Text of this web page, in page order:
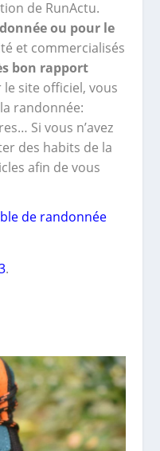
de RunActu.
ou pour le
et commercialisés
bon rapport
site officiel, vous
randonnée:
Si vous n’avez
des habits de la
afin de vous
de randonnée
.